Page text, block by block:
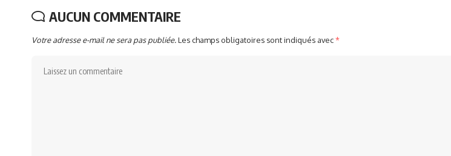
AUCUN COMMENTAIRE
Votre adresse e-mail ne sera pas publiée.Les champs obligatoires sont indiqués avec*